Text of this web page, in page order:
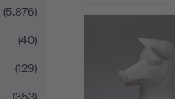
(5.876)
(40)
(129)